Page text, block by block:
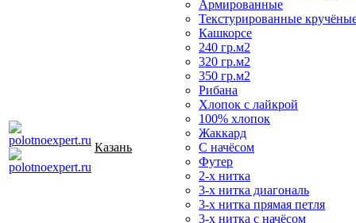
Казань
Армированные
Текстурированные
Кашкорсе
240 гр.м2
320 гр.м2
350 гр.м2
Рибана
Хлопок с лайкрой
100% хлопок
Жаккард
С начёсом
Футер
2-х нитка
3-х нитка диагональ
3-х нитка прямая петля
3-х нитка с начёсом